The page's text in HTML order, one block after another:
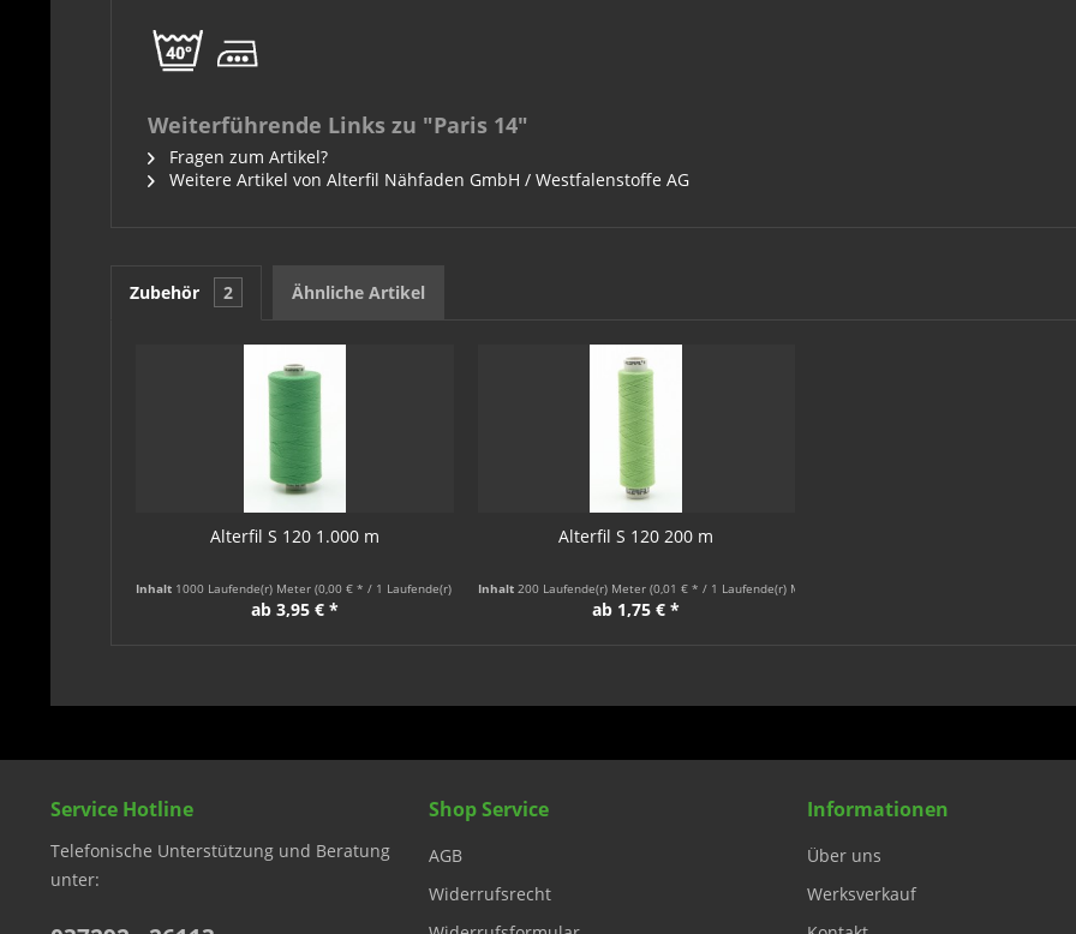
Weiterführende Links zu "Paris 14"
Fragen zum Artikel?
Weitere Artikel von Alterfil Nähfaden GmbH / Westfalenstoffe AG
Zubehör 2 Ähnliche Artikel
Alterfil S 120 1.000 m
Inhalt 1000 Laufende(r) Meter (0,00 € * / 1 Laufende(r) Meter)
ab 3,95 € *
Alterfil S 120 200 m
Inhalt 200 Laufende(r) Meter (0,01 € * / 1 Laufende(r) Meter)
ab 1,75 € *
Service Hotline
Telefonische Unterstützung und Beratung
unter:
Shop Service
AGB
Widerrufsrecht
Informationen
Über uns
Werksverkauf